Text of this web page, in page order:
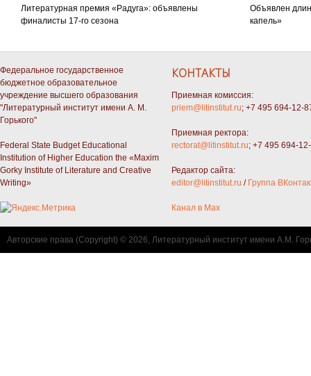
Литературная премия «Радуга»: объявлены
финалисты 17-го сезона
Объявлен
капель»
Федеральное государственное
бюджетное образовательное
учреждение высшего образования
"Литературный институт имени А. М.
Горького"
Federal State Budget Educational
Institution of Higher Education the «Maxim
Gorky Institute of Literature and Creative
Writing»
КОНТАКТЫ
Приемная комиссия:
priem@litinstitut.ru; +7 495 694-12-
Приемная ректора:
rectorat@litinstitut.ru; +7 495 694-
Редактор сайта:
editor@litinstitut.ru / Группа
Канал в Max
Авторские права (Copyright) © 2026, Литературный институт имени А.М.